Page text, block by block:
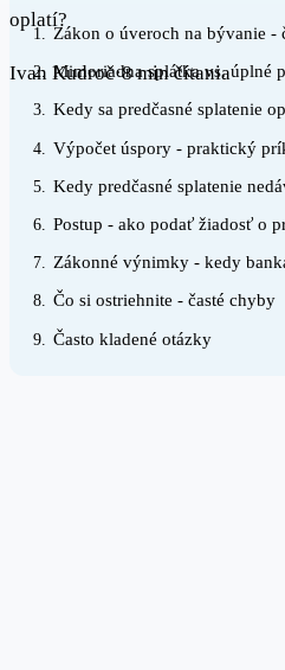
oplatí?
Ivan Kudroč·8 min čítania
1. Zákon o úveroch na bývanie -
2. Mimoriadna splátka vs. úplné
3. Kedy sa predčasné splatenie
4. Výpočet úspory - praktický
5. Kedy predčasné splatenie
6. Postup - ako podať žiadosť o
7. Zákonné výnimky - kedy
8. Čo si ostriehnite - časté chyby
9. Často kladené otázky